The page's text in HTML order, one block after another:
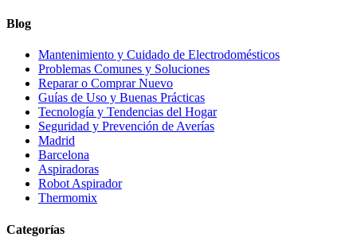
Blog
Mantenimiento y Cuidado de Electrodomésticos
Problemas Comunes y Soluciones
Reparar o Comprar Nuevo
Guías de Uso y Buenas Prácticas
Tecnología y Tendencias del Hogar
Seguridad y Prevención de Averías
Madrid
Barcelona
Aspiradoras
Robot Aspirador
Thermomix
Categorías